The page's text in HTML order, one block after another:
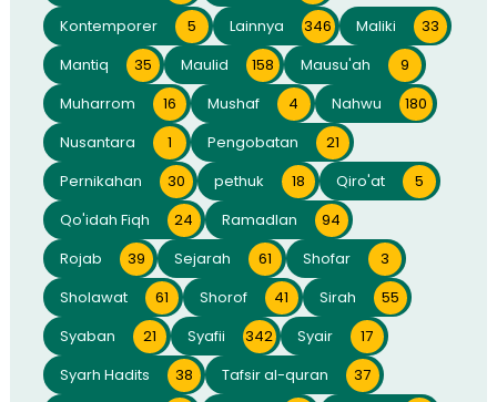
Kontemporer
5 Lainnya 346 Maliki
33
Mantiq
35 Maulid 158 Mausu'ah
9
Muharrom
16 Mushaf 4 Nahwu
180
Nusantara
1 Pengobatan
21
Pernikahan
30 pethuk 18 Qiro'at
5
Qo'idah Fiqh
24 Ramadlan
94
Rojab
39 Sejarah 61 Shofar
3
Sholawat
61 Shorof 41 Sirah
55
Syaban
21 Syafii 342 Syair
17
Syarh Hadits
38 Tafsir al-quran
37